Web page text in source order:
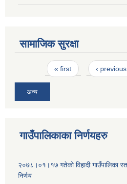
सामाजिक सुरक्षा
Pages« first ‹ previous
अन्य
गाउँपालिकाका निर्णयहरु
२०७८।०१।१७ गतेको विहादी गाउँपालिका
निर्णय